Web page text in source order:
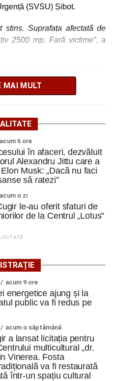
competențele prin
Croația
asta ai mari șanse să
Twitter
(SVSU) Șibot.
stins. Suprafața afectată de
2500 mp. Fară victime”, a
ca sursă
pe Google
informatician din Cugir propria
a ajuns și la o expoziție din
Național „David Prodan”
competențele prin
asta ai mari șanse să
Twitter Email
MAI MULT
acum 6 ore
în afaceri, dezvăluit
Alexandru Jittu care a
Musk: „Dacă nu faci
să ratezi”
acum o zi
le-au oferit sfaturi de
de la Centrul „Lotus”
acum 9 ore
energetice ajung și la
public va fi redus pe
acum o săptămână
a lansat licitația pentru
multicultural „dr.
Vinerea. Fosta
va fi restaurată
într-un spațiu cultural